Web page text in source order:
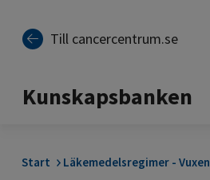
Till cancercentrum.se
Kunskapsbanken
Start Läkemedelsregimer - Vuxen